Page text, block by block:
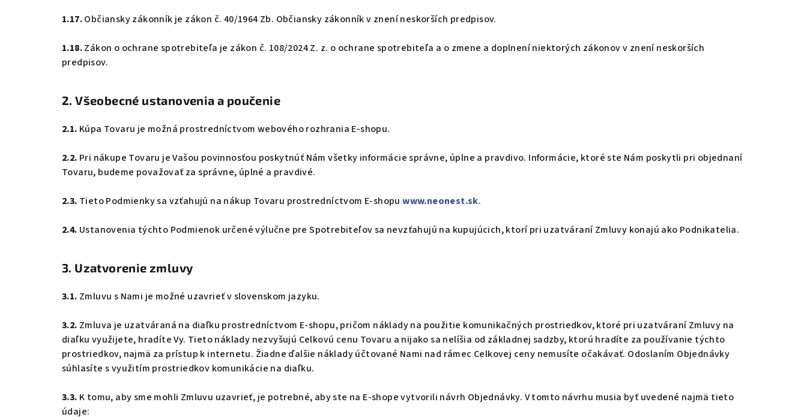
1.17.Občiansky zákonník je zákon č. 40/1964 Zb. Občiansky zákonník v znení neskorších predpisov.
1.18.Zákon o ochrane spotrebiteľa je zákon č. 108/2024 Z. z. o ochrane spotrebiteľa a o zmene a doplnení niektorých zákonov v znení neskorších
predpisov.
2. Všeobecné ustanovenia a poučenie
2.1. Kúpa Tovaru je možná prostredníctvom webového rozhrania E-shopu.
2.2. Pri nákupe Tovaru je Vašou povinnosťou poskytnúť Nám všetky informácie správne, úplne a pravdivo. Informácie, ktoré ste Nám poskytli pri objednaní
Tovaru, budeme považovať za správne, úplné a pravdivé.
2.3. Tieto Podmienky sa vzťahujú na nákup Tovaru prostredníctvom E-shopuwww.neonest.sk.
2.4. Ustanovenia týchto Podmienok určené výlučne pre Spotrebiteľov sa nevzťahujú na kupujúcich, ktorí pri uzatváraní Zmluvy konajú ako Podnikatelia.
3. Uzatvorenie zmluvy
3.1. Zmluvu s Nami je možné uzavrieť v slovenskom jazyku.
3.2. Zmluva je uzatváraná na diaľku prostredníctvom E-shopu, pričom náklady na použitie komunikačných prostriedkov, ktoré pri uzatváraní Zmluvy na
diaľku využijete, hradíte Vy. Tieto náklady nezvyšujú Celkovú cenu Tovaru a nijako sa nelíšia od základnej sadzby, ktorú hradíte za používanie týchto
prostriedkov, najmä za prístup k internetu. Žiadne ďalšie náklady účtované Nami nad rámec Celkovej ceny nemusíte očakávať. Odoslaním Objednávky
súhlasíte s využitím prostriedkov komunikácie na diaľku.
3.3. K tomu, aby sme mohli Zmluvu uzavrieť, je potrebné, aby ste na E-shope vytvorili návrh Objednávky. V tomto návrhu musia byť uvedené najmä tieto
údaje: